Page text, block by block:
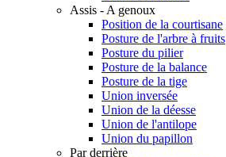
Assis - A genoux
Position de la courtisane
Posture de l'arbre à fruits
Posture du pilier
Posture de la balance
Posture de la tige
Union inversée
Union de la déesse
Union de l'antilope
Union du papillon
Par derrière